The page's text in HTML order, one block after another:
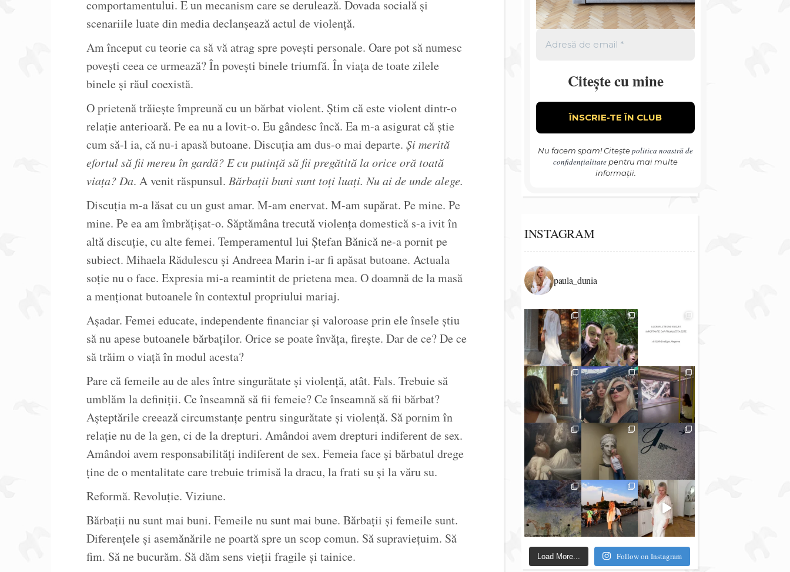
comportamentului. E un mecanism care se derulează. Dovada socială și
scenariile luate din media declanșează actul de violență.
Am început cu teorie ca să vă atrag spre povești personale. Oare pot să numesc
povești ceea ce urmează? În povești binele triumfă. În viața de toate zilele
binele și răul coexistă.
O prietenă trăiește împreună cu un bărbat violent. Știm că este violent dintr-o
relație anterioară. Pe ea nu a lovit-o. Eu gândesc încă. Ea m-a asigurat că știe
cum să-l ia, că nu-i apasă butoane. Discuția am dus-o mai departe. Și merită
efortul să fii mereu în gardă? E cu putință să fii pregătită la orice oră toată
viața? Da. A venit răspunsul. Bărbații buni sunt toți luați. Nu ai de unde alege.
Discuția m-a lăsat cu un gust amar. M-am enervat. M-am supărat. Pe mine. Pe
mine. Pe ea am îmbrățișat-o. Săptămâna trecută violența domestică s-a ivit în
altă discuție, cu alte femei. Temperamentul lui Ștefan Bănică ne-a pornit pe
subiect. Mihaela Rădulescu și Andreea Marin i-ar fi apăsat butoane. Actuala
soție nu o face. Expresia mi-a reamintit de prietena mea. O doamnă de la masă
a menționat butoanele în contextul propriului mariaj.
Așadar. Femei educate, independente financiar și valoroase prin ele însele știu
să nu apese butoanele bărbaților. Orice se poate învăța, firește. Dar de ce? De ce
să trăim o viață în modul acesta?
Pare că femeile au de ales între singurătate și violență, atât. Fals. Trebuie să
umblăm la definiții. Ce înseamnă să fii femeie? Ce înseamnă să fii bărbat?
Așteptările creează circumstanțe pentru singurătate și violență. Să pornim în
relație nu de la gen, ci de la drepturi. Amândoi avem drepturi indiferent de sex.
Amândoi avem responsabilități indiferent de sex. Femeia face și bărbatul drege
ține de o mentalitate care trebuie trimisă la dracu, la frati su și la văru su.
Reformă. Revoluție. Viziune.
Bărbații nu sunt mai buni. Femeile nu sunt mai bune. Bărbații și femeile sunt.
Diferențele și asemănările ne poartă spre un scop comun. Să supraviețuim. Să
fim. Să ne bucurăm. Să dăm sens vieții fragile și tainice.
Citește cu mine
Nu facem spam! Citeștepolitica noastră de
confidențialitate pentru mai multe
informații.
INSTAGRAM
paula_dunia
Load More... Follow on Instagram